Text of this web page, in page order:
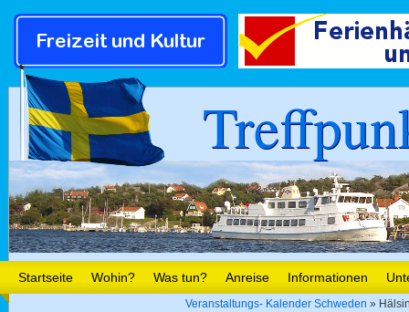
Startseite Wohin? Was tun? Anreise Informationen
Veranstaltungs- Kalender Schweden »